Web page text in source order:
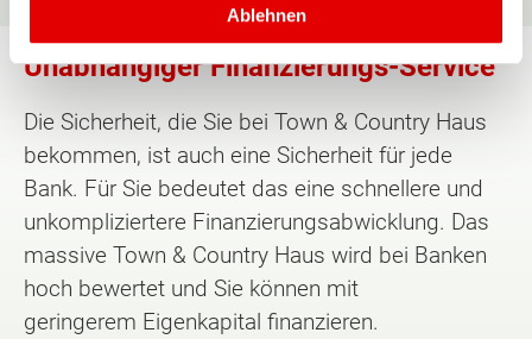
Ablehnen
Unabhängiger Finanzierungs-Service
Die Sicherheit, die Sie bei Town & Country Haus
bekommen, ist auch eine Sicherheit für jede
Bank. Für Sie bedeutet das eine schnellere und
unkompliziertere Finanzierungsabwicklung. Das
massive Town & Country Haus wird bei Banken
hoch bewertet und Sie können mit
geringerem Eigenkapital finanzieren.